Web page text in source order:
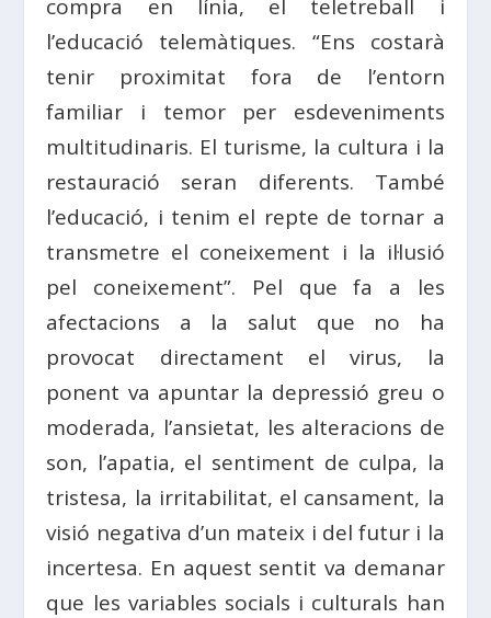
compra en línia, el teletreball i
l’educació telemàtiques. “Ens costarà
tenir proximitat fora de l’entorn
familiar i temor per esdeveniments
multitudinaris. El turisme, la cultura i la
restauració seran diferents. També
l’educació, i tenim el repte de tornar a
transmetre el coneixement i la il·lusió
pel coneixement”. Pel que fa a les
afectacions a la salut que no ha
provocat directament el virus, la
ponent va apuntar la depressió greu o
moderada, l’ansietat, les alteracions de
son, l’apatia, el sentiment de culpa, la
tristesa, la irritabilitat, el cansament, la
visió negativa d’un mateix i del futur i la
incertesa. En aquest sentit va demanar
que les variables socials i culturals han